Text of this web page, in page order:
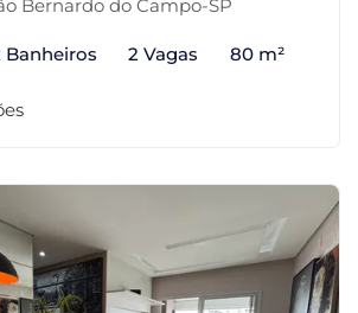
Bernardo do Campo-SP
Banheiros 2 Vagas 80 m²